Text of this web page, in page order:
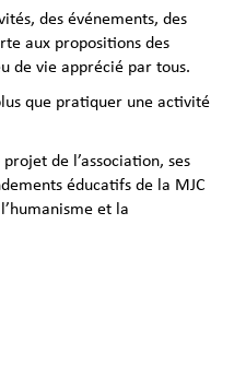
des événements, des
aux propositions des
de vie apprécié par tous.
que pratiquer une activité
de l’association, ses
éducatifs de la MJC
et la